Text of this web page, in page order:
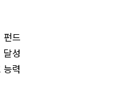
펀드
달성
능력